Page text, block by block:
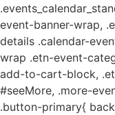
event-banner-wrap,
details .calendar-
wrap .etn-event-
add-to-cart-block,
#seeMore, .more-
.button-primary{